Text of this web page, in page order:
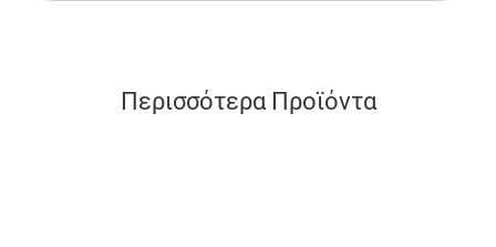
Περισσότερα Προϊόντα